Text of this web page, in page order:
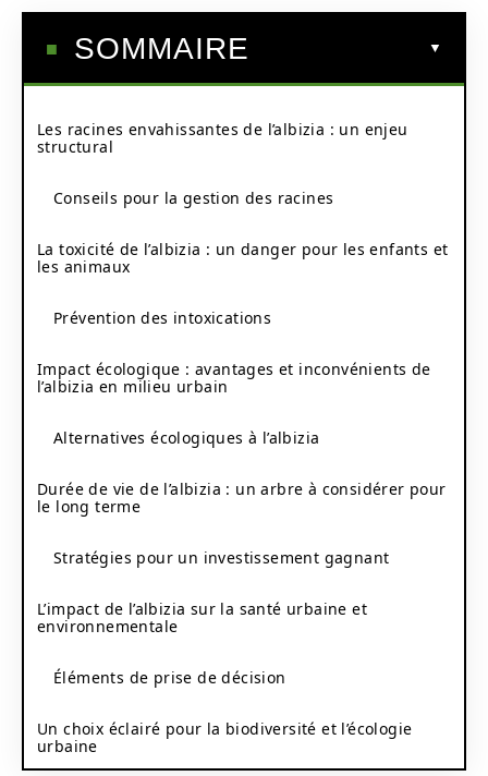
SOMMAIRE
Les racines envahissantes de l’albizia : un enjeu
structural
Conseils pour la gestion des racines
La toxicité de l’albizia : un danger pour les enfants et
les animaux
Prévention des intoxications
Impact écologique : avantages et inconvénients de
l’albizia en milieu urbain
Alternatives écologiques à l’albizia
Durée de vie de l’albizia : un arbre à considérer pour
le long terme
Stratégies pour un investissement gagnant
L’impact de l’albizia sur la santé urbaine et
environnementale
Éléments de prise de décision
Un choix éclairé pour la biodiversité et l’écologie
urbaine